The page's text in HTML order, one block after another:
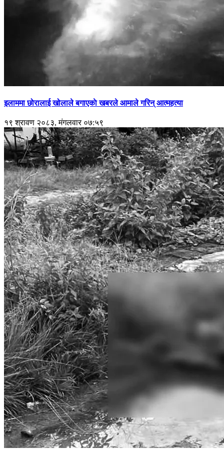
इलाममा छोरालाई खोलाले बगाएकाे खबरले आमाले गरिन् आत्महत्या
१९ श्रावण २०८३, मंगलवार ०७:५९